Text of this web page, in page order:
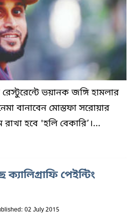
ভয়ানক জঙ্গি হামলার
বানাবেন মোস্তফা সরোয়ার
হবে 'হলি বেকারি’।...
পেইন্টিং
02 July 2015